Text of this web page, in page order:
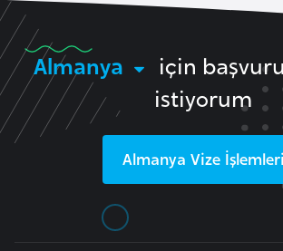
Almanya
için
istiyorum
Almanya Vize İşlemleri
F
a
s
o